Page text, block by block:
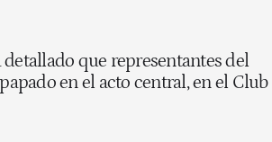
detallado que representantes del
en el acto central, en el Club